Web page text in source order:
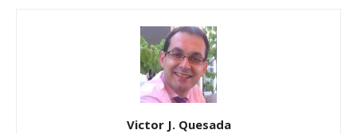
Victor J. Quesada